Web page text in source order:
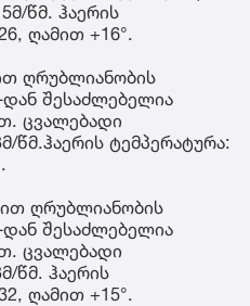
წმ. ჰაერის
ღამით +16°.
ღრუბლიანობის
დან შესაძლებელია
ცვალებადი
წმ.ჰაერის ტემპერატურა:
ღრუბლიანობის
დან შესაძლებელია
ცვალებადი
წმ. ჰაერის
ღამით +15°.